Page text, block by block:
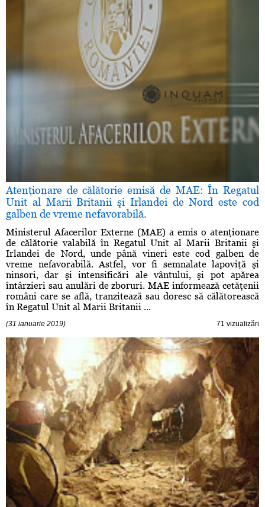
Atenţionare de călătorie emisă de MAE: În Regatul
Unit al Marii Britanii şi Irlandei de Nord este cod
galben de vreme nefavorabilă.
Ministerul Afacerilor Externe (MAE) a emis o atenţionare
de călătorie valabilă în Regatul Unit al Marii Britanii şi
Irlandei de Nord, unde până vineri este cod galben de
vreme nefavorabilă. Astfel, vor fi semnalate lapoviţă şi
ninsori, dar şi intensificări ale vântului, şi pot apărea
întârzieri sau anulări de zboruri. MAE informează cetăţenii
români care se află, tranzitează sau doresc să călătorească
în Regatul Unit al Marii Britanii ...
(31 ianuarie 2019) 71 vizualizări